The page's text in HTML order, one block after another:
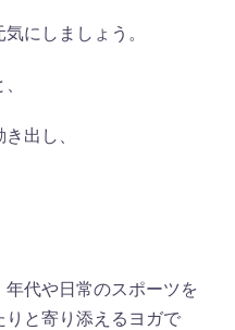
にしましょう。
出し、
代や日常のスポーツを
と寄り添えるヨガで